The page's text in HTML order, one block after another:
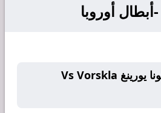
أبطال أوروبا
بطاقة المباراة فورتونا يورينغ Vs Vorskla